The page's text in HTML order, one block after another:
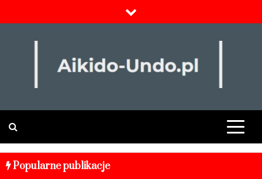
to
Odżywki i suplementy
Popularne publikacje